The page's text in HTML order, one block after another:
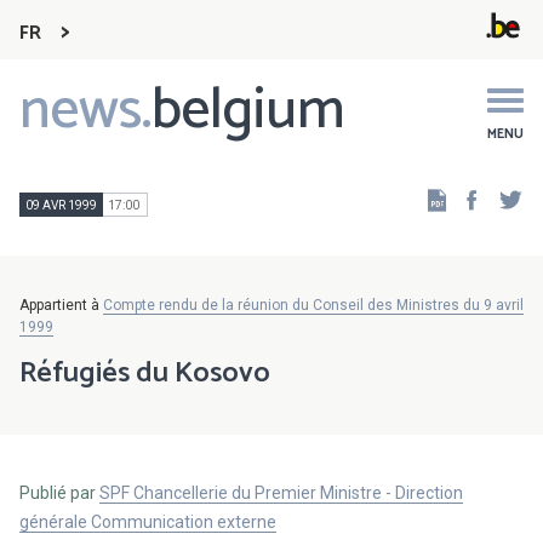
FR
news.belgium MENU
Main
navigation
09 AVR 1999 17:00
Appartient à Compte rendu de la réunion du Conseil des Ministres du 9 avril
1999
Réfugiés du Kosovo
Publié parSPF Chancellerie du Premier Ministre - Direction
générale Communication externe